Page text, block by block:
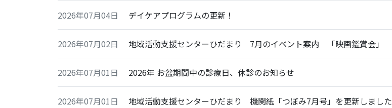
2026年07月04日 デイケアプログラムの更新！
2026年07月02日 地域活動支援センターひだまり 7月のイベント案内 「映画鑑賞会」
2026年07月01日 2026年 お盆期間中の診療日、休診のお知らせ
2026年07月01日 地域活動支援センターひだまり 機関紙「つぼみ7月号」を更新しました